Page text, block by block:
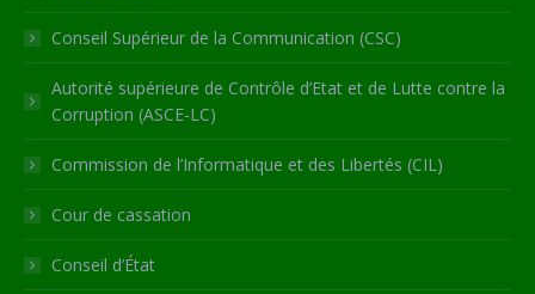
Conseil Supérieur de la Communication (CSC)
Autorité supérieure de Contrôle d’Etat et de Lutte contre la
Corruption (ASCE-LC)
Commission de l’Informatique et des Libertés (CIL)
Cour de cassation
Conseil d’État